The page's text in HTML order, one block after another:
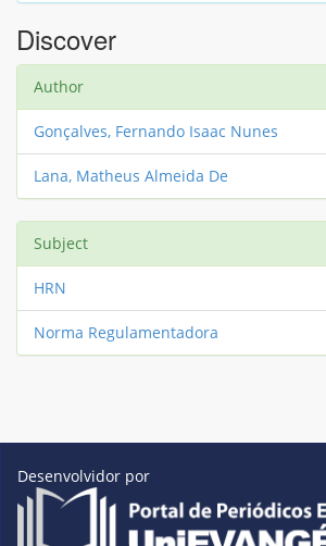
Discover
Author
Gonçalves, Fernando Isaac Nunes
Lana, Matheus Almeida De
Subject
HRN
Norma Regulamentadora
Desenvolvidor por